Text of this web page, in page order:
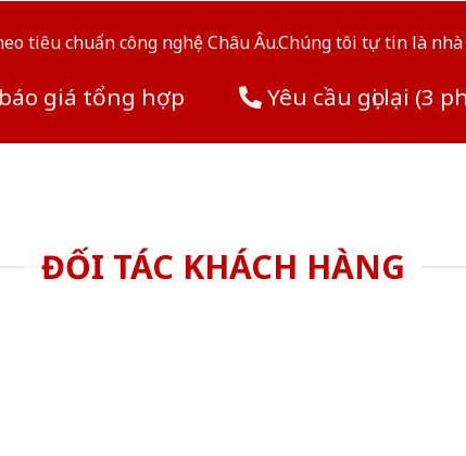
tiêu chuẩn công nghệ Châu Âu.Chúng tôi tự tin là
giá tổng hợp Yêu cầu gọi lại (3
ĐỐI TÁC KHÁCH HÀNG